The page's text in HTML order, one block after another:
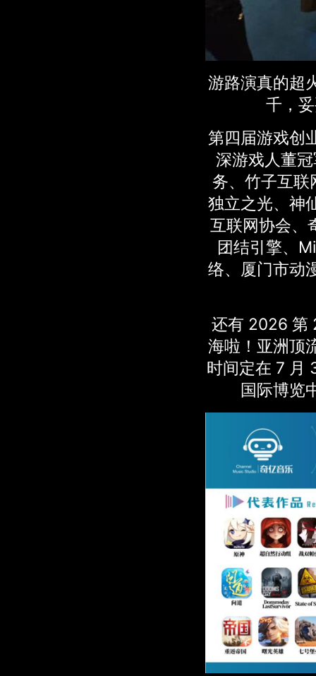
游路演真的超
千，
第四届游戏创
深游戏人董
务、竹子互联
独立之光、神
互联网协会、
团结引擎、
络、厦门市动
还有 2026 第
海啦！亚洲顶
时间定在 7 月
国际博览